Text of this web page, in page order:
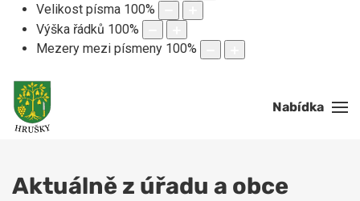
Velikost písma 100%
Výška řádků 100%
Mezery mezi písmeny 100%
Nabídka
Aktuálně z úřadu a obce